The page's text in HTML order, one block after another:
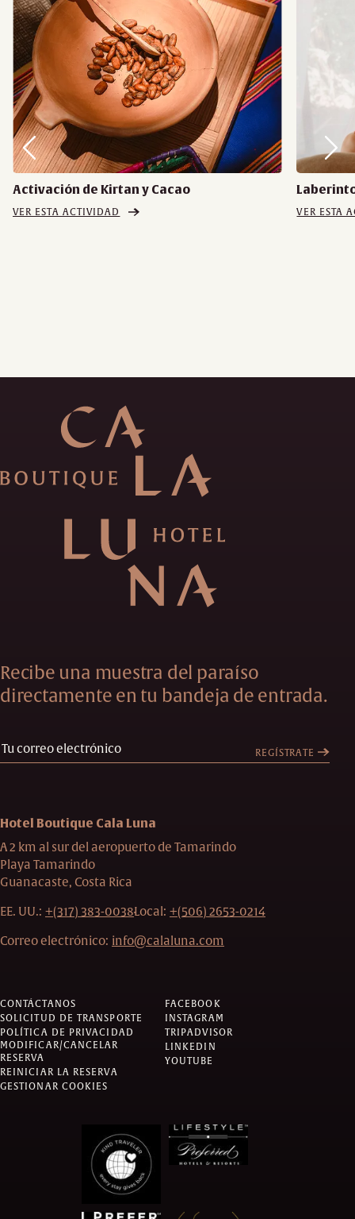
Activación de Kirtan y Cacao
VER ESTA ACTIVIDAD VER ESTA
Recibe una muestra del paraíso
directamente en tu bandeja de entrada.
REGÍSTRATE
Hotel Boutique Cala Luna
A 2 km al sur del aeropuerto de Tamarindo
Playa Tamarindo
Guanacaste, Costa Rica
EE. UU.: +(317) 383-0038Local: +(506) 2653-0214
Correo electrónico: info@calaluna.com
CONTÁCTANOS
SOLICITUD DE TRANSPORTE
POLÍTICA DE PRIVACIDAD
MODIFICAR/CANCELAR
RESERVA
REINICIAR LA RESERVA
GESTIONAR COOKIES
FACEBOOK
INSTAGRAM
TRIPADVISOR
LINKEDIN
YOUTUBE